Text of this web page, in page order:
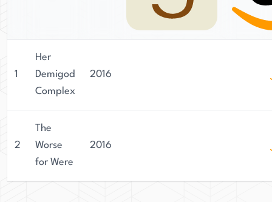
1
Her
Demigod
Complex
2016
2
The
Worse
for Were
2016